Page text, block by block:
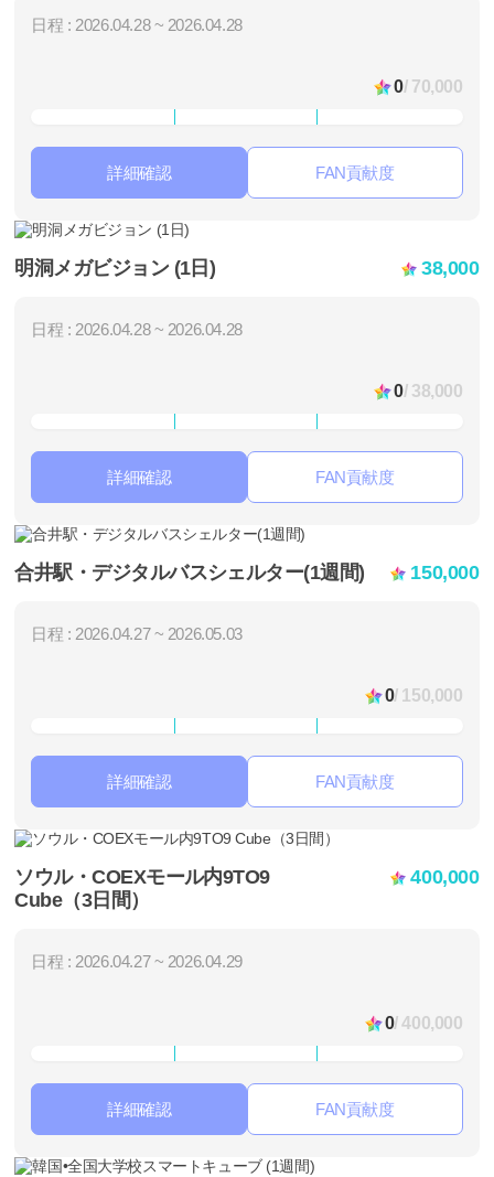
日程 : 2026.04.28 ~ 2026.04.28
0/ 70,000
詳細確認 FAN貢献度
明洞メガビジョン (1日) 38,000
日程 : 2026.04.28 ~ 2026.04.28
0/ 38,000
詳細確認 FAN貢献度
合井駅・デジタルバスシェルター(1週間) 150,000
日程 : 2026.04.27 ~ 2026.05.03
0/ 150,000
詳細確認 FAN貢献度
ソウル・COEXモール内9TO9
Cube（3日間）
400,000
日程 : 2026.04.27 ~ 2026.04.29
0/ 400,000
詳細確認 FAN貢献度